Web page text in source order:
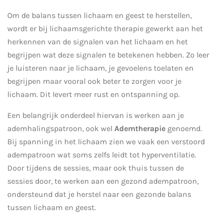
Om de balans tussen lichaam en geest te herstellen,
wordt er bij lichaamsgerichte therapie gewerkt aan het
herkennen van de signalen van het lichaam en het
begrijpen wat deze signalen te betekenen hebben. Zo leer
je luisteren naar je lichaam, je gevoelens toelaten en
begrijpen maar vooral ook beter te zorgen voor je
lichaam. Dit levert meer rust en ontspanning op.
Een belangrijk onderdeel hiervan is werken aan je
ademhalingspatroon, ook wel Ademtherapie genoemd.
Bij spanning in het lichaam zien we vaak een verstoord
adempatroon wat soms zelfs leidt tot hyperventilatie.
Door tijdens de sessies, maar ook thuis tussen de
sessies door, te werken aan een gezond adempatroon,
ondersteund dat je herstel naar een gezonde balans
tussen lichaam en geest.